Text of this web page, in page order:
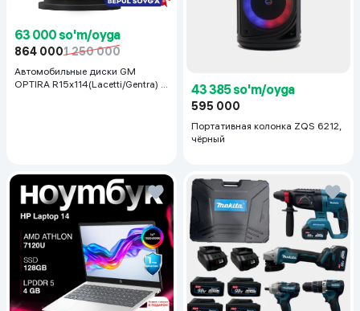
63 000 so'm/oyga
864 0001 250 000
Автомобильные диски GM
OPTIRA R15x114(Lacetti/Gentra) 1
43 385 so'm/oyga
595 000
Портативная колонка ZQS 6212,
чёрный